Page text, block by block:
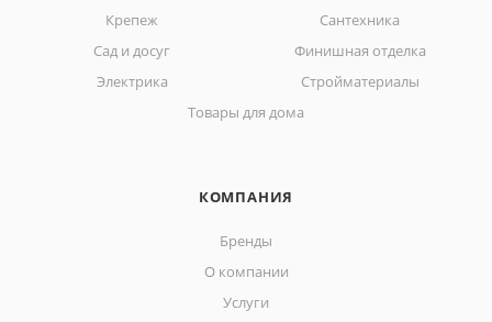
Крепеж
Сантехника
Сад и досуг
Финишная отделка
Электрика
Стройматериалы
Товары для дома
КОМПАНИЯ
Бренды
О компании
Услуги